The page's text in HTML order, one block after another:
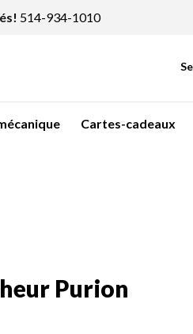
514-934-1010
Cartes-cadeaux
Purion